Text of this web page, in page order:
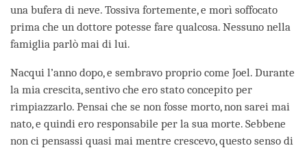
una bufera di neve. Tossiva fortemente, e morì soffocato
prima che un dottore potesse fare qualcosa. Nessuno nella
famiglia parlò mai di lui.
Nacqui l’anno dopo, e sembravo proprio come Joel. Durante
la mia crescita, sentivo che ero stato concepito per
rimpiazzarlo. Pensai che se non fosse morto, non sarei mai
nato, e quindi ero responsabile per la sua morte. Sebbene
non ci pensassi quasi mai mentre crescevo, questo senso di